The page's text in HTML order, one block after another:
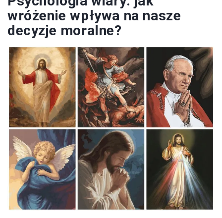
wróżenie wpływa na nasze
decyzje moralne?